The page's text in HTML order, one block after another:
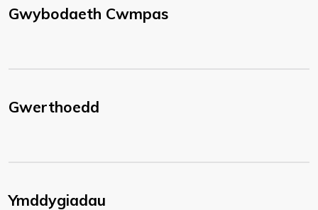
Gwybodaeth Cwmpas
Gwerthoedd
Ymddygiadau